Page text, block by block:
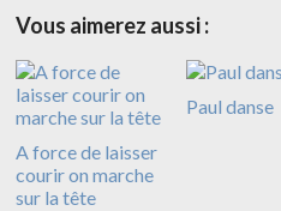
Vous aimerez aussi :
A force de laisser
courir on marche
sur la tête
Paul danse